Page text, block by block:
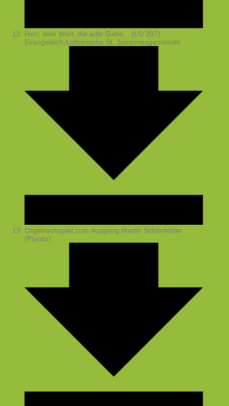
Herr, dein Wort, die edle Gabe... (LG 207)
Evangelisch-Lutherische St. Johannesgemeinde
Orgelnachspiel zum Ausgang Martin Schönfelder
(Planitz)